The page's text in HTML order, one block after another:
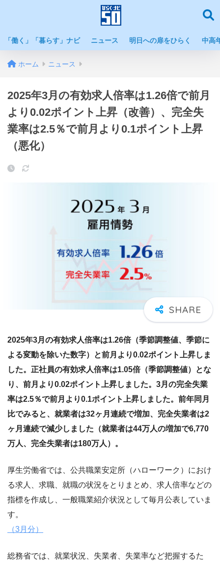
「働く」「暮らす」ナビ ニュース 明日への扉をひらく 中高
ホーム ニュース
2025年3月の有効求人倍率は1.26倍で前月
より0.02ポイント上昇（改善）、完全失
業率は2.5％で前月より0.1ポイント上昇
（悪化）
2025年3月の有効求人倍率は1.26倍（季節調整値、季節に
よる変動を除いた数字）と前月より0.02ポイント上昇しま
した。正社員の有効求人倍率は1.05倍（季節調整値）とな
り、前月より0.02ポイント上昇しました。3月の完全失業
率は2.5％で前月より0.1ポイント上昇しました。前年同月
比でみると、就業者は32ヶ月連続で増加、完全失業者は2
ヶ月連続で減少しました（就業者は44万人の増加で6,770
万人、完全失業者は180万人）。
厚生労働省では、公共職業安定所（ハローワーク）におけ
る求人、求職、就職の状況をとりまとめ、求人倍率などの
指標を作成し、一般職業紹介状況として毎月公表していま
す。
（3月分）
総務省では、就業状況、失業者、失業率など把握するた